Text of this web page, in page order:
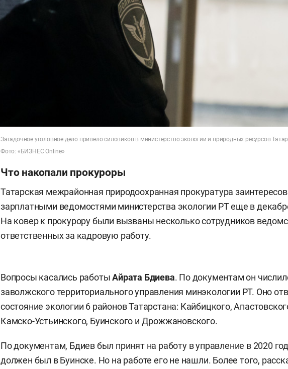
Загадочное уголовное дело привело силовиков в министерство экологии и природных ресурсов
Фото: «БИЗНЕС Online»
Что накопали прокуроры
Татарская межрайонная природоохранная прокуратура
зарплатными ведомостями министерства экологии РТ еще в
На ковер к прокурору были вызваны несколько сотрудников
ответственных за кадровую работу.
Вопросы касались работыАйрата Бдиева. По документам он
заволжского территориального управления минэкологии РТ. Оно
состояние экологии 6 районов Татарстана: Кайбицкого,
Камско-Устьинского, Буинского и Дрожжановского.
По документам, Бдиев был принят на работу в управление в 2020
должен был в Буинске. Но на работе его не нашли. Более того,